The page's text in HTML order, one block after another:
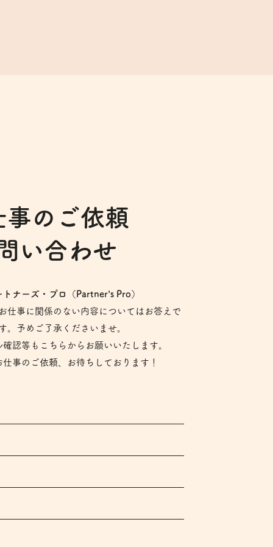
事のご依頼
い合わせ
ナーズ・プロ（Partner's Pro）
仕事に関係のない内容についてはお答えで
。予めご了承くださいませ。
認等もこちらからお願いいたします。
事のご依頼、お待ちしております！